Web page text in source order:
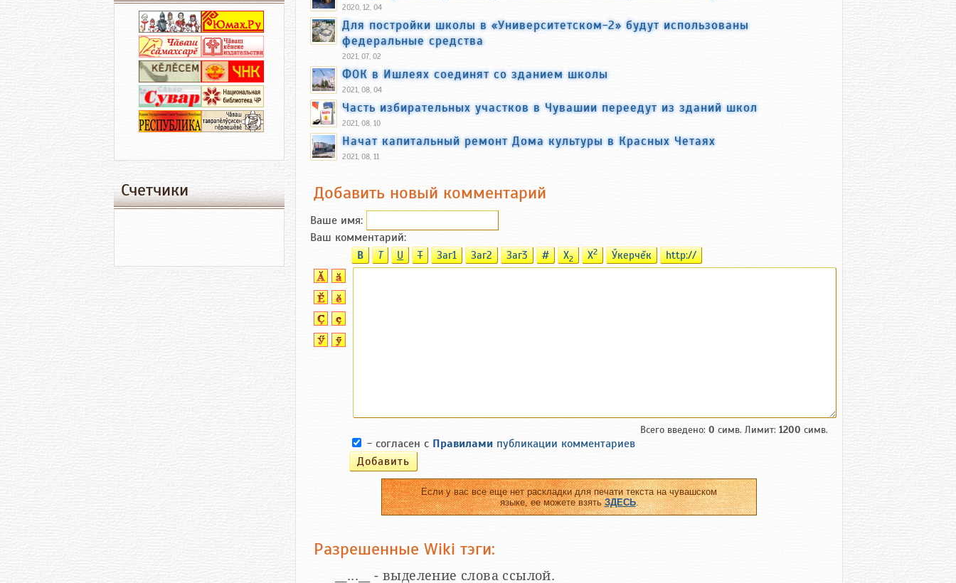
2020, 12, 04
Для постройки школы в «Университетском-2» будут использованы
федеральные средства
2021, 07, 02
ФОК в Ишлеях соединят со зданием школы
2021, 08, 04
Часть избирательных участков в Чувашии переедут из зданий школ
2021, 08, 10
Начат капитальный ремонт Дома культуры в Красных Четаях
2021, 08, 11
Добавить новый комментарий
Ваше имя:
Ваш комментарий:
B T U T Заг1 Заг2 Заг3 # X2 X2 Ӳкерчĕк http://
Всего введено: 0 симв. Лимит: 1200 симв.
- согласен с Правилами публикации комментариев
Если у вас все еще нет раскладки для печати текста на чувашском
языке, ее можете взятьЗДЕСЬ.
Разрешенные Wiki тэги:
__...__ - выделение слова ссылой.
Счетчики